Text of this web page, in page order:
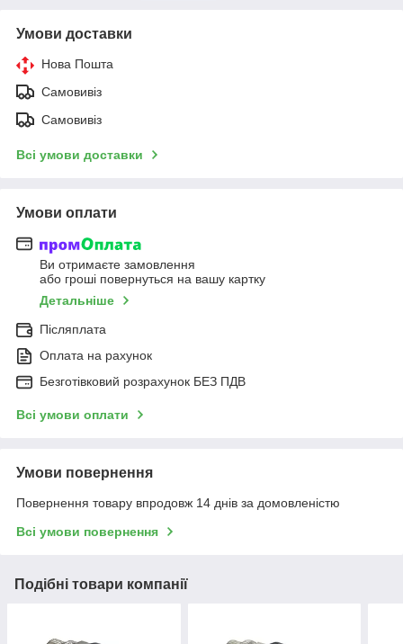
Умови доставки
Нова Пошта
Самовивіз
Самовивіз
Всі умови доставки
Умови оплати
Ви отримаєте замовлення
або гроші повернуться на вашу картку
Детальніше
Післяплата
Оплата на рахунок
Безготівковий розрахунок БЕЗ ПДВ
Всі умови оплати
Умови повернення
Повернення товару впродовж 14 днів за домовленістю
Всі умови повернення
Подібні товари компанії